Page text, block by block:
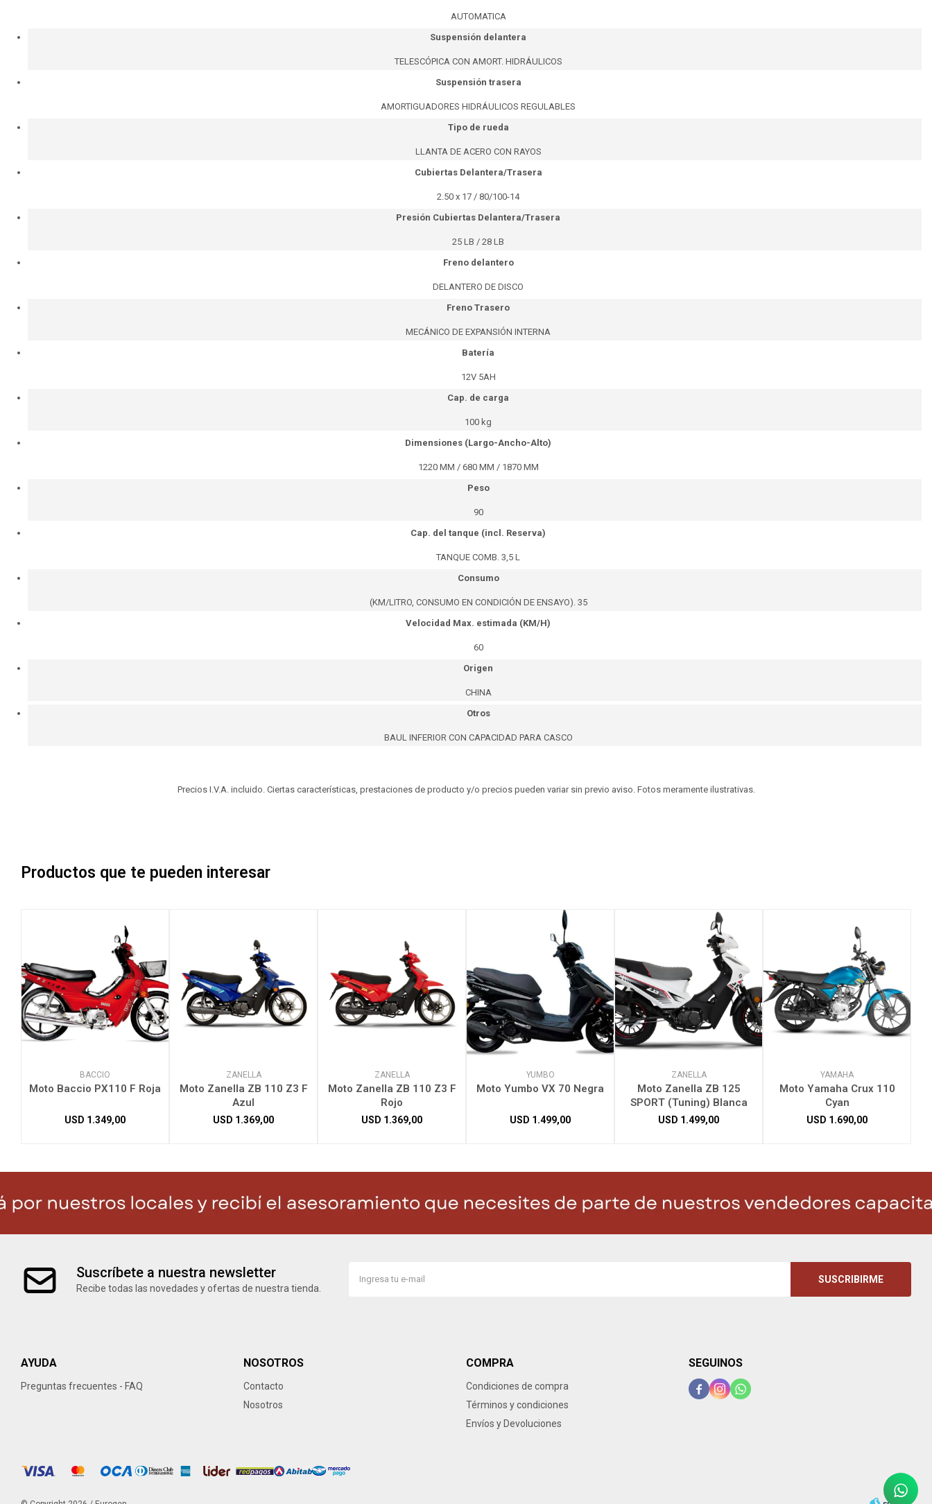
AUTOMATICA
Suspensión delantera
TELESCÓPICA CON AMORT. HIDRÁULICOS
Suspensión trasera
AMORTIGUADORES HIDRÁULICOS REGULABLES
Tipo de rueda
LLANTA DE ACERO CON RAYOS
Cubiertas Delantera/Trasera
2.50 x 17 / 80/100-14
Presión Cubiertas Delantera/Trasera
25 LB / 28 LB
Freno delantero
DELANTERO DE DISCO
Freno Trasero
MECÁNICO DE EXPANSIÓN INTERNA
Batería
12V 5AH
Cap. de carga
100 kg
Dimensiones (Largo-Ancho-Alto)
1220 MM / 680 MM / 1870 MM
Peso
90
Cap. del tanque (incl. Reserva)
TANQUE COMB. 3,5 L
Consumo
(KM/LITRO, CONSUMO EN CONDICIÓN DE ENSAYO). 35
Velocidad Max. estimada (KM/H)
60
Origen
CHINA
Otros
BAUL INFERIOR CON CAPACIDAD PARA CASCO
Precios I.V.A. incluido. Ciertas características, prestaciones de producto y/o precios pueden variar sin previo aviso. Fotos meramente ilustrativas.
Productos que te pueden interesar
BACCIO
Moto Baccio PX110 F Roja
USD 1.349,00
ZANELLA
Moto Zanella ZB 110 Z3 F
Azul
USD 1.369,00
ZANELLA
Moto Zanella ZB 110 Z3 F
Rojo
USD 1.369,00
YUMBO
Moto Yumbo VX 70 Negra
USD 1.499,00
ZANELLA
Moto Zanella ZB 125
SPORT (Tuning) Blanca
USD 1.499,00
YAMAHA
Moto Yamaha Crux 110
Cyan
USD 1.690,00
Suscríbete a nuestra newsletter
Recibe todas las novedades y ofertas de nuestra tienda.
SUSCRIBIRME
AYUDA
Preguntas frecuentes - FAQ
NOSOTROS
Contacto
Nosotros
COMPRA
Condiciones de compra
Términos y condiciones
Envíos y Devoluciones
SEGUINOS
  